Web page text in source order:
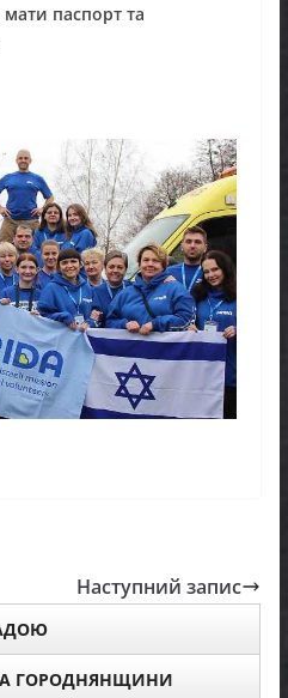
паспорт та
Наступний запис
ГОРОДНЯНЩИНИ